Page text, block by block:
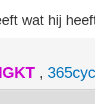
wat hij
,